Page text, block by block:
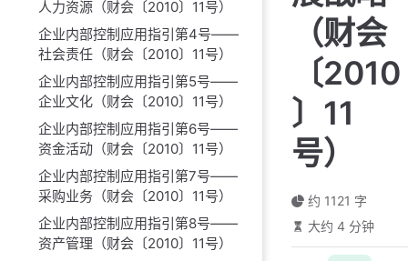
人力资源（财会〔2010〕11号）
企业内部控制应用指引第4号——
社会责任（财会〔2010〕11号）
企业内部控制应用指引第5号——
企业文化（财会〔2010〕11号）
企业内部控制应用指引第6号——
资金活动（财会〔2010〕11号）
企业内部控制应用指引第7号——
采购业务（财会〔2010〕11号）
企业内部控制应用指引第8号——
资产管理（财会〔2010〕11号）
（财会
〔2010
〕11
号）
约 1121 字
大约 4 分钟